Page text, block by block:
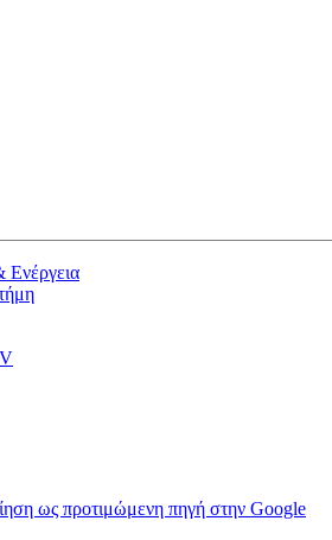
Ενέργεια
ως προτιμώμενη πηγή στην Google